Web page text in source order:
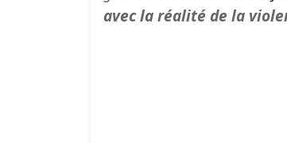
avec la réalité de la